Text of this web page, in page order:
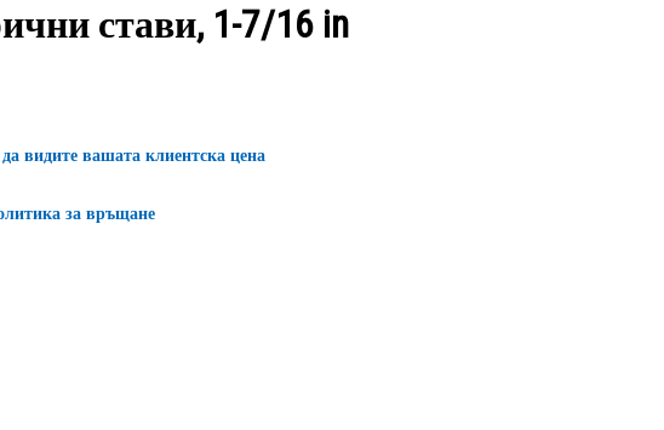
стави, 1-7/16 in
да видите вашата клиентска цена
за връщане